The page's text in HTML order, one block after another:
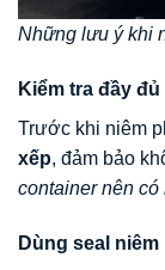
Những lưu ý khi
Kiểm tra đầy
Trước khi niêm
xếp, đảm bảo
container nên có
Dùng seal